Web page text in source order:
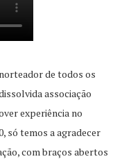
de todos os
associação
experiência no
só temos a agradecer
com braços abertos